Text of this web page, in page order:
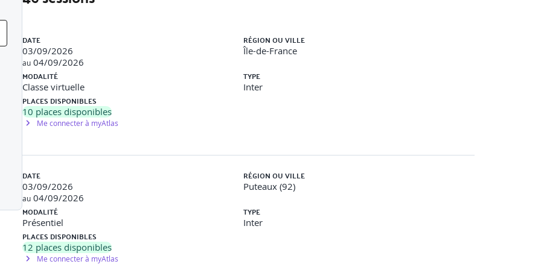
du flux de valeur
DE PRODUITS AGILES
on Demand)
DevOps
DATE
03/09/2026
au 04/09/2026
RÉGION OU VILLE
Île-de-France
MODALITÉ
Classe virtuelle
TYPE
Inter
PLACES DISPONIBLES
10 places disponibles
Me connecter à myAtlas
DATE
03/09/2026
au 04/09/2026
RÉGION OU VILLE
Puteaux (92)
MODALITÉ
Présentiel
TYPE
Inter
PLACES DISPONIBLES
12 places disponibles
Me connecter à myAtlas